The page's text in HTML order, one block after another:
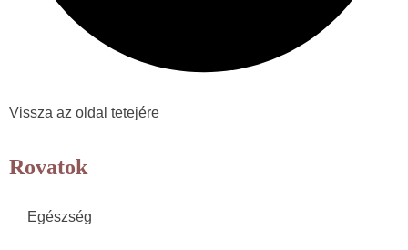
Vissza az oldal tetejére
Rovatok
Egészség